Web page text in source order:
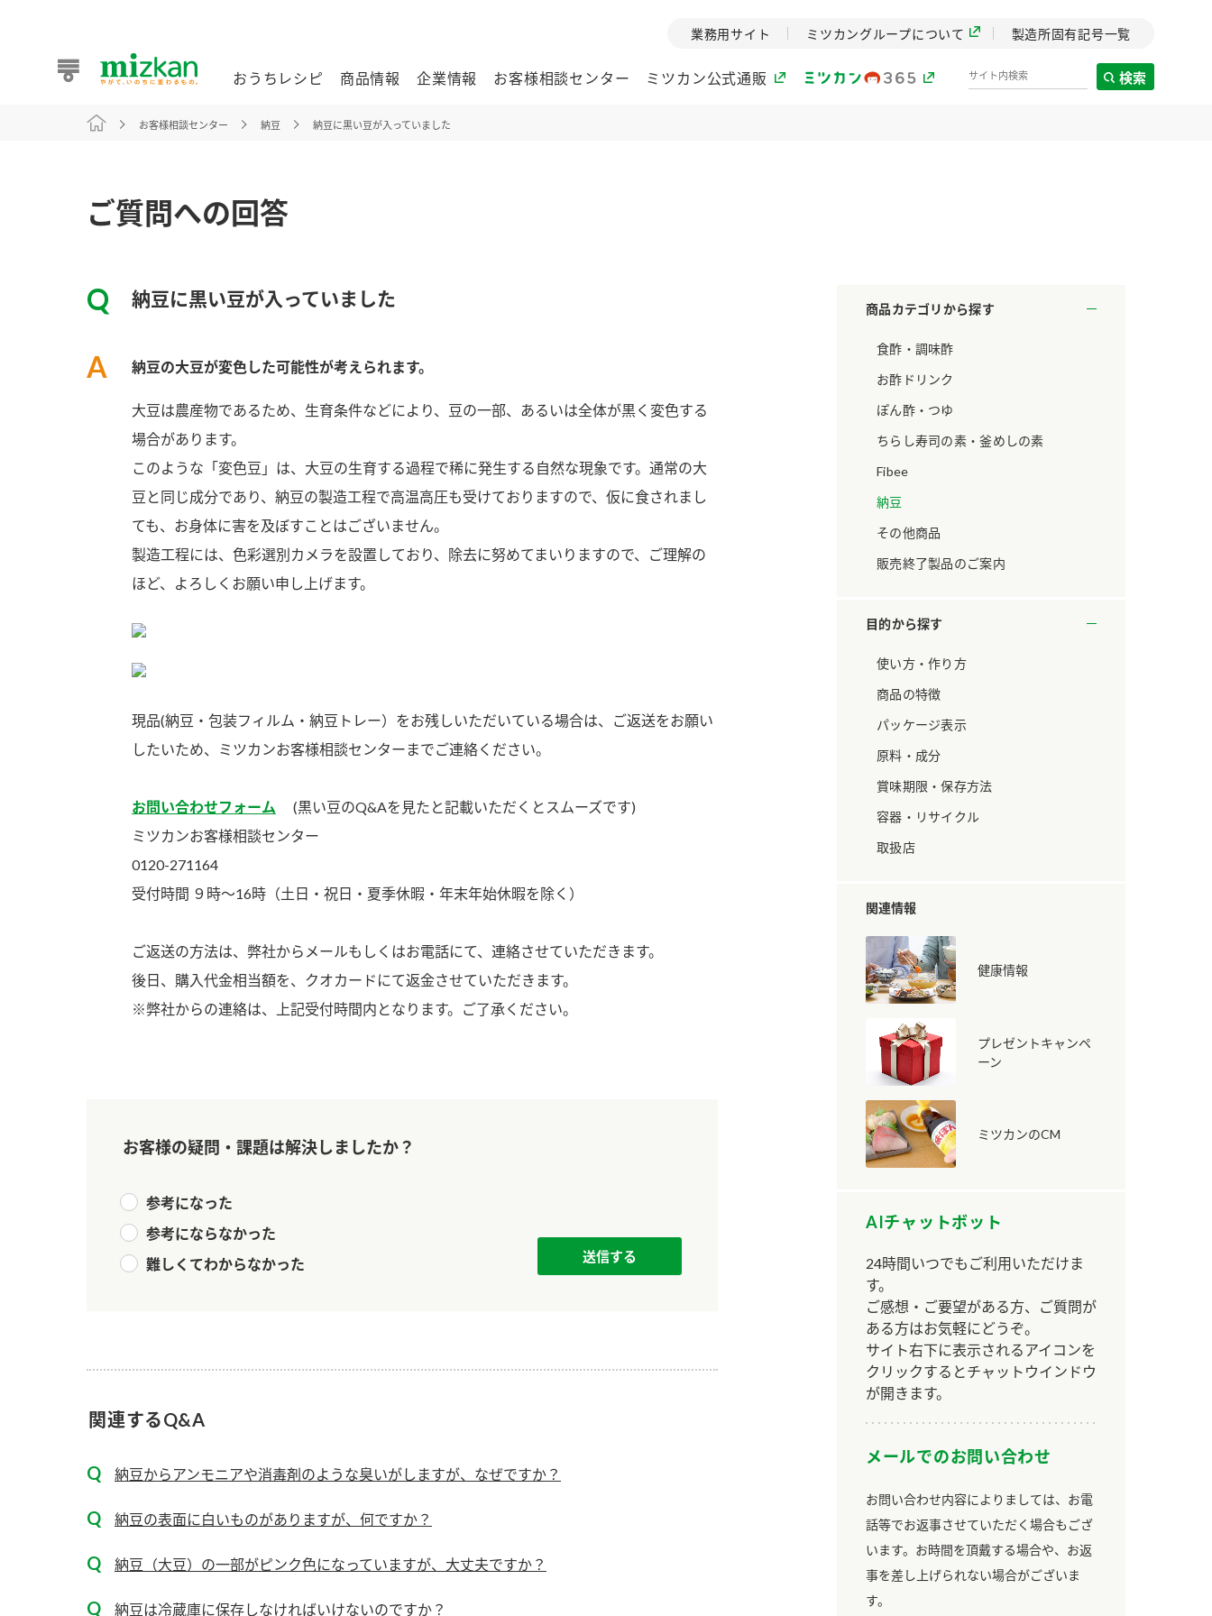
おうちレシピ
また食べたいが見つかる。ミツカンからのおすすめレシピをご紹介します。
おうちレシピ トップ
商品情報
鍋用調味料
スープ 中華 クイック調味料 レモン果汁 おすしの素
ー）
味ぽん
お酢を知ろう！ すしラボ 納豆の豆知識 鍋奉行マニュアル
企業情報
す。
MIM（ミツカンミュ
ージアム）
型博物館です。
つ情報をご紹介しま
す。
お客様相談センター ミツカン公式通販
業務用サイト ミツカングループについて 製造所固有記号一覧
検索
ご質問への回答
商品カテゴリから探す
食酢・調味酢
お酢ドリンク
ぽん酢・つゆ
ちらし寿司の素・釜めしの素
Fibee
納豆
その他商品
販売終了製品のご案内
目的から探す
使い方・作り方
商品の特徴
パッケージ表示
原料・成分
賞味期限・保存方法
容器・リサイクル
取扱店
関連情報
健康情報
プレゼントキャンペ
ーン
ミツカンのCM
AIチャットボット
24時間いつでもご利用いただけま
す。
ご感想・ご要望がある方、ご質問が
ある方はお気軽にどうぞ。
サイト右下に表示されるアイコンを
クリックするとチャットウインドウ
が開きます。
メールでのお問い合わせ
お問い合わせ内容によりましては、お電
話等でお返事させていただく場合もござ
います。お時間を頂戴する場合や、お返
事を差し上げられない場合がございま
す。
お客様相談センター 納豆 納豆に黒い豆が入っていました
納豆に黒い豆が入っていました
納豆の大豆が変色した可能性が考えられます。
大豆は農産物であるため、生育条件などにより、豆の一部、あるいは全体が黒く変色する
場合があります。
このような「変色豆」は、大豆の生育する過程で稀に発生する自然な現象です。通常の大
豆と同じ成分であり、納豆の製造工程で高温高圧も受けておりますので、仮に食されまし
ても、お身体に害を及ぼすことはございません。
製造工程には、色彩選別カメラを設置しており、除去に努めてまいりますので、ご理解の
ほど、よろしくお願い申し上げます。
現品(納豆・包装フィルム・納豆トレー）をお残しいただいている場合は、ご返送をお願い
したいため、ミツカンお客様相談センターまでご連絡ください。
お問い合わせフォーム (黒い豆のQ&Aを見たと記載いただくとスムーズです)
ミツカンお客様相談センター
0120-271164
受付時間 ９時～16時（土日・祝日・夏季休暇・年末年始休暇を除く）
ご返送の方法は、弊社からメールもしくはお電話にて、連絡させていただきます。
後日、購入代金相当額を、クオカードにて返金させていただきます。
※弊社からの連絡は、上記受付時間内となります。ご了承ください。
お客様の疑問・課題は解決しましたか？
参考になった
参考にならなかった
難しくてわからなかった
関連するQ&A
納豆からアンモニアや消毒剤のような臭いがしますが、なぜですか？
納豆の表面に白いものがありますが、何ですか？
納豆（大豆）の一部がピンク色になっていますが、大丈夫ですか？
納豆は冷蔵庫に保存しなければいけないのですか？